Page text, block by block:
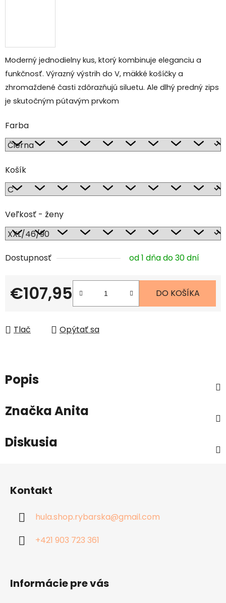
Moderný jednodielny kus, ktorý kombinuje eleganciu a
funkčnosť. Výrazný výstrih do V, mäkké košíčky a
zhromaždené časti zdôrazňujú siluetu. Ale dlhý predný zips
je skutočným pútavým prvkom
Farba
Košík
Veľkosť - ženy
Dostupnosť od 1 dňa do 30 dní
€107,95
Jednotková cena:
DO KOŠÍKA
Tlač Opýtať sa
Popis
ZnačkaAnita
Diskusia
Kontakt
hula.shop.rybarska@gmail.com
+421 903 723 361
Informácie pre vás